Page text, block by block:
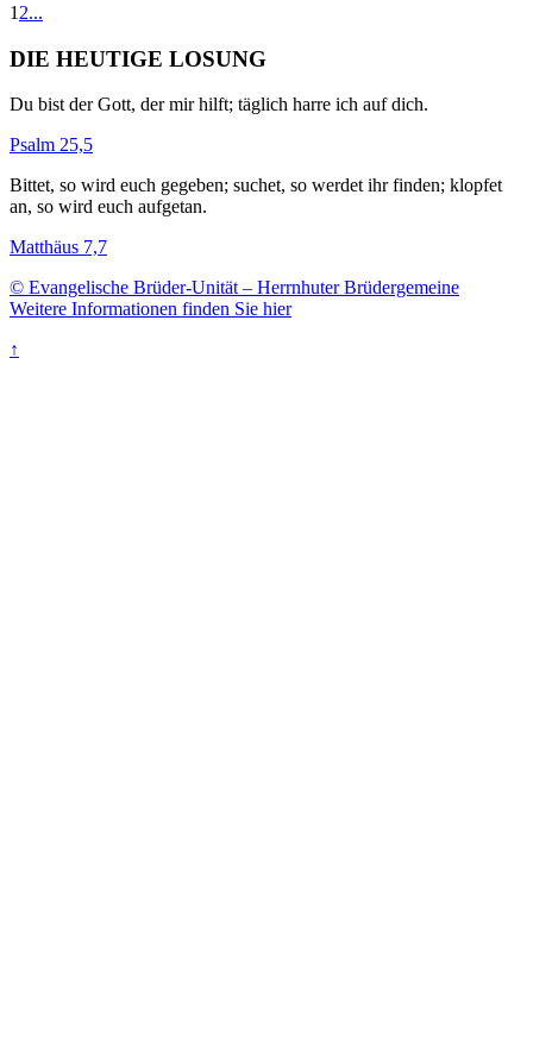
1 2...
DIE HEUTIGE LOSUNG
Du bist der Gott, der mir hilft; täglich harre ich auf dich.
Psalm 25,5
Bittet, so wird euch gegeben; suchet, so werdet ihr finden; klopfet
an, so wird euch aufgetan.
Matthäus 7,7
© Evangelische Brüder-Unität – Herrnhuter Brüdergemeine
Weitere Informationen finden Sie hier
↑